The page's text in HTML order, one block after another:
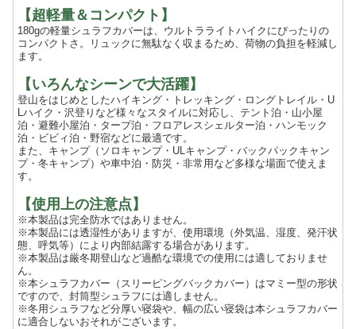
【超軽量＆コンパクト】
180gの軽量シュラフカバーは、ウルトラライトハイクにぴったりの
コンパクトさ。リュックに無駄なく収まるため、荷物の負担を軽減し
ます。
【いろんなシーンで大活躍】
登山をはじめとしたハイキング・トレッキング・ロングトレイル・U
Lハイク・沢登りなど様々なスタイルに対応し、テント泊・山小屋
泊・避難小屋泊・タープ泊・フロアレスシェルター泊・ハンモック
泊・ビビィ泊・野宿などに最適です。
また、キャンプ（ソロキャンプ・ULキャンプ・バックパックキャン
プ・冬キャンプ）や車中泊・防災・非常用など多様な場面で使えま
す。
【使用上の注意点】
※本製品は完全防水ではありません。
※本製品には透湿性がありますが、使用環境（外気温、湿度、発汗状
態、呼気等）により内部結露する場合があります。
※本製品は厳冬期登山など過酷な環境での使用には適しておりませ
ん。
※本シュラフカバー（スリーピングバックカバー）はマミー型の形状
ですので、封筒型シュラフには適しません。
※冬用シュラフなど分厚い寝袋や、幅の広い寝袋は本シュラフカバー
に適合しないおそれがございます。